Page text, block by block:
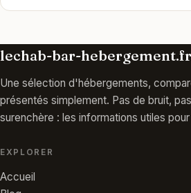
lechab-bar-hebergement.fr
Une sélection d'hébergements,
présentés simplement. Pas de bruit,
surenchère : les informations utiles
EXPLORER
Accueil